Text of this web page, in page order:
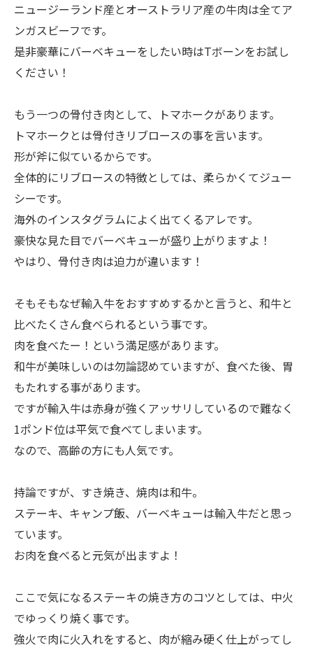
ニュージーランド産とオーストラリア産の牛肉は全てア
ンガスビーフです。
是非豪華にバーベキューをしたい時はTボーンをお試し
ください！
もう一つの骨付き肉として、トマホークがあります。
トマホークとは骨付きリブロースの事を言います。
形が斧に似ているからです。
全体的にリブロースの特徴としては、柔らかくてジュー
シーです。
海外のインスタグラムによく出てくるアレです。
豪快な見た目でバーベキューが盛り上がりますよ！
やはり、骨付き肉は迫力が違います！
そもそもなぜ輸入牛をおすすめするかと言うと、和牛と
比べたくさん食べられるという事です。
肉を食べたー！という満足感があります。
和牛が美味しいのは勿論認めていますが、食べた後、胃
もたれする事があります。
ですが輸入牛は赤身が強くアッサリしているので難なく
1ポンド位は平気で食べてしまいます。
なので、高齢の方にも人気です。
持論ですが、すき焼き、焼肉は和牛。
ステーキ、キャンプ飯、バーベキューは輸入牛だと思っ
ています。
お肉を食べると元気が出ますよ！
ここで気になるステーキの焼き方のコツとしては、中火
でゆっくり焼く事です。
強火で肉に火入れをすると、肉が縮み硬く仕上がってし